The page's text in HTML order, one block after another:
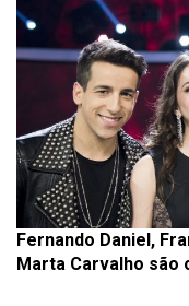
Fernando Daniel,
Marta Carvalho são